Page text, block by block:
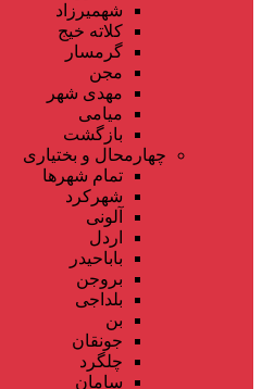
شهمیرزاد
کلاته خیج
گرمسار
مجن
مهدی شهر
میامی
بازگشت
چهارمحال و بختیاری
تمام شهر‌ها
شهرکرد
آلونی
اردل
باباحیدر
بروجن
بلداجی
بن
جونقان
چلگرد
سامان